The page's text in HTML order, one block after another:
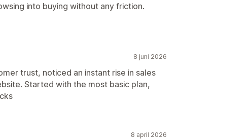
into buying without any friction.
8 juni 2026
trust, noticed an instant rise in sales
Started with the most basic plan,
8 april 2026